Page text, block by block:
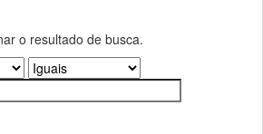
o resultado de busca.